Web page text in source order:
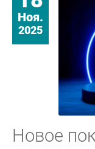
Ноя.
2025
Новое